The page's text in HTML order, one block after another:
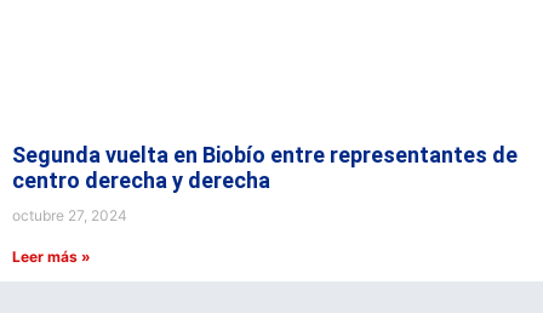
Segunda vuelta en Biobío entre representantes de
centro derecha y derecha
octubre 27, 2024
Leer más »